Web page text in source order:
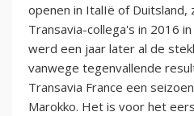
openen in ItalIë of Duitsland,
Transavia-collega's in 2016
werd een jaar later al de
vanwege tegenvallende
Transavia France een
Marokko. Het is voor het